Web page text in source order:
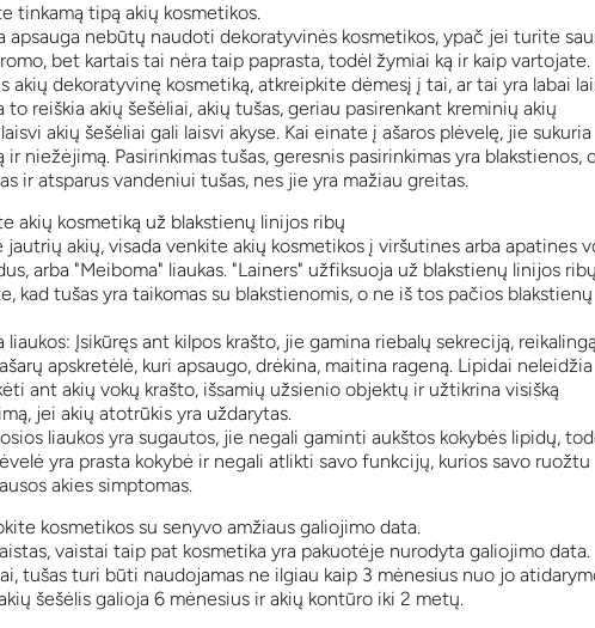
tinkamą tipą akių kosmetikos.
apsauga nebūtų naudoti dekoratyvinės kosmetikos, ypač jei turite
bet kartais tai nėra taip paprasta, todėl žymiai ką ir kaip vartojate.
akių dekoratyvinę kosmetiką, atkreipkite dėmesį į tai, ar tai yra labai
to reiškia akių šešėliai, akių tušas, geriau pasirenkant kreminių akių
akių šešėliai gali laisvi akyse. Kai einate į ašaros plėvelę, jie sukuria
ir niežėjimą. Pasirinkimas tušas, geresnis pasirinkimas yra blakstienos,
ir atsparus vandeniui tušas, nes jie yra mažiau greitas.
akių kosmetiką už blakstienų linijos ribų
akių, visada venkite akių kosmetikos į viršutines arba apatines
​​arba "Meiboma" liaukas. "Lainers" užfiksuoja už blakstienų linijos
kad tušas yra taikomas su blakstienomis, o ne iš tos pačios blakstienų
liaukos: Įsikūręs ant kilpos krašto, jie gamina riebalų sekreciją,
apskretėlė, kuri apsaugo, drėkina, maitina rageną. Lipidai neleidžia
ant akių vokų krašto, išsamių užsienio objektų ir užtikrina visišką
jei akių atotrūkis yra uždarytas.
liaukos yra sugautos, jie negali gaminti aukštos kokybės lipidų,
yra prasta kokybė ir negali atlikti savo funkcijų, kurios savo ruožtu
akies simptomas.
kosmetikos su senyvo amžiaus galiojimo data.
vaistai taip pat kosmetika yra pakuotėje nurodyta galiojimo data.
tušas turi būti naudojamas ne ilgiau kaip 3 mėnesius nuo jo
šešėlis galioja 6 mėnesius ir akių kontūro iki 2 metų.